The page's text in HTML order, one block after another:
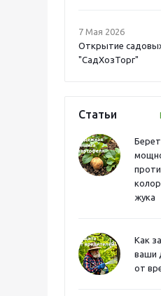
7 Мая 2026
Открытие
"СадХозТорг"
Статьи
жука
Как
ваши
от